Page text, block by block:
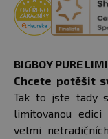
BIGBOY PURE
Chcete potěšit
Tak to jste tady
limitovanou
velmi